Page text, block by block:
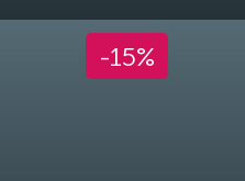
-15%